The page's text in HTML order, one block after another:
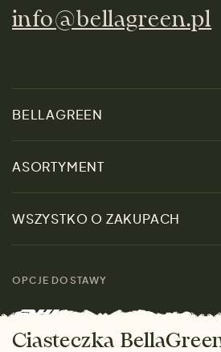
info@bellagreen.pl
BELLAGREEN
Zrównoważoność
Skontaktuj się z nami
Marki
ASORTYMENT
Kobiety
Mężczyźni
WSZYSTKO O ZAKUPACH
rozmiarach
Zwrot towaru
OPCJE DOSTAWY
Ciasteczka